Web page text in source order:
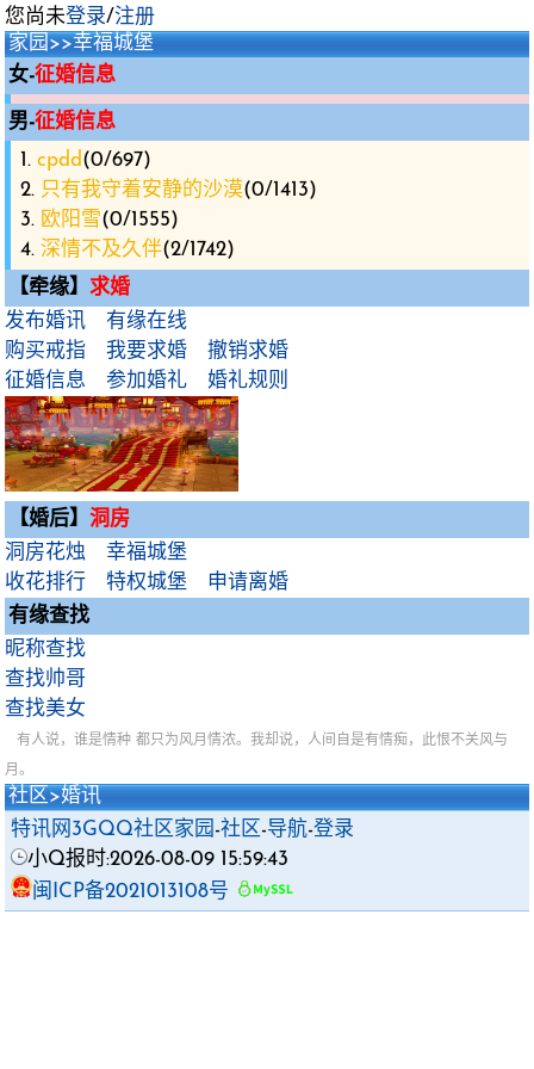
您尚未登录/注册
家园>>幸福城堡
女-征婚信息
男-征婚信息
1. cpdd(0/697)
2. 只有我守着安静的沙漠(0/1413)
3. 欧阳雪(0/1555)
4. 深情不及久伴(2/1742)
【牵缘】 求婚
发布婚讯
有缘在线
购买戒指
我要求婚
撤销求婚
征婚信息
参加婚礼 婚礼规则
【婚后】 洞房
洞房花烛
幸福城堡
收花排行
特权城堡
申请离婚
有缘查找
昵称查找
查找帅哥
查找美女
有人说，谁是情种 都只为风月情浓。我却说，人间自是有情痴，此恨不关风与
月。
社区>婚讯
特讯网3GQQ社区家园 -社区 -导航-登录
小Q报时:2026-08-09 15:59:43
闽ICP备2021013108号